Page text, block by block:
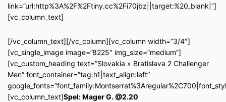
link=”url:http%3A%2F%2Ftiny.cc%2Fi70jbz||target:%20_blank|”]
[vc_column_text]
[/vc_column_text][/vc_column][vc_column width=”3/4″]
[vc_single_image image=”8225″ img_size=”medium”]
[vc_custom_heading text=”Slovakia » Bratislava 2 Challenger
Men” font_container=”tag:h1|text_align:left”
[vc_column_text]Spel: Mager G. @2.20